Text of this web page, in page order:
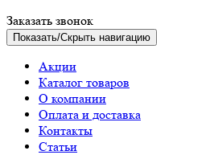
Заказать звонок
Показать/Скрыть навигацию
Акции
Каталог товаров
О компании
Оплата и доставка
Контакты
Статьи